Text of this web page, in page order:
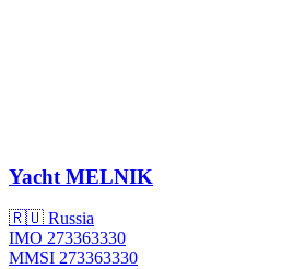
Yacht MELNIK
🇷🇺 Russia
IMO 273363330
MMSI 273363330